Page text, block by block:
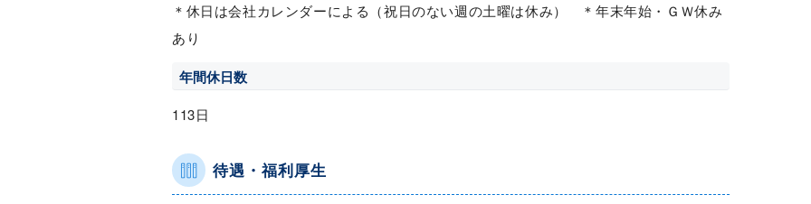
＊休日は会社カレンダーによる（祝日のない週の土曜は休み） ＊年末年始・ＧＷ休み
あり
年間休日数
113日
待遇・福利厚生